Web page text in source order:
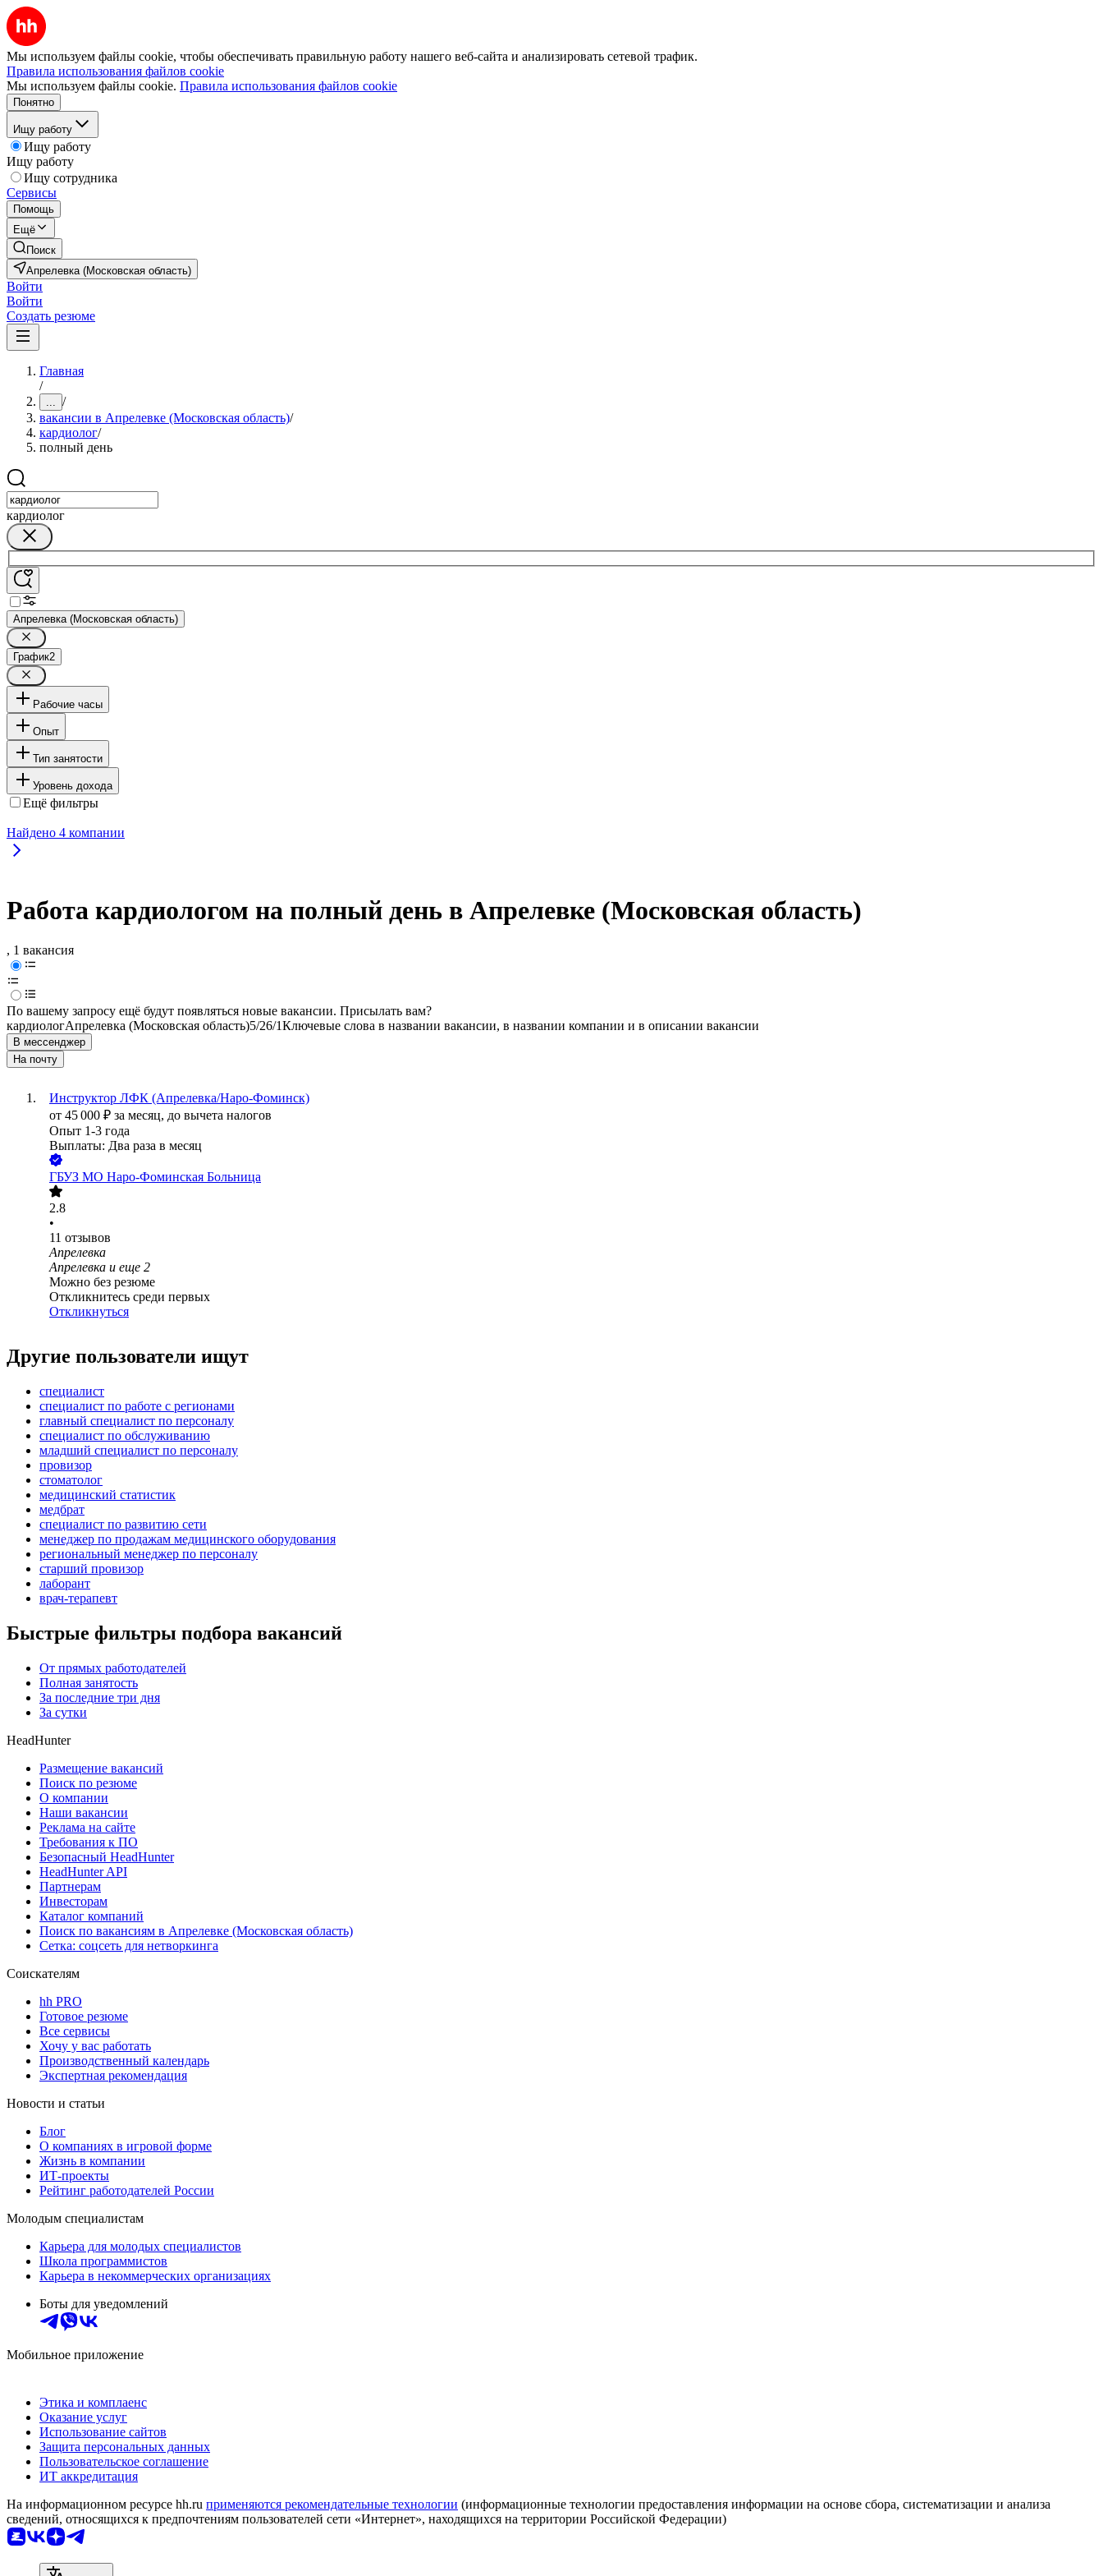
Мы используем файлы cookie, чтобы обеспечивать правильную работу нашего веб-сайта и анализировать сетевой трафик.
Правила использования файлов cookie
Мы используем файлы cookie. Правила использования файлов cookie
Понятно
Ищу работу
Ищу работу
Ищу работу
Ищу сотрудника
Сервисы
Помощь
Ещё
Поиск
Апрелевка (Московская область)
Войти
Войти
Создать резюме
Главная
/
... /
вакансии в Апрелевке (Московская область)/
кардиолог/
полный день
кардиолог
Апрелевка (Московская область)
График2
Рабочие часы
Опыт
Тип занятости
Уровень дохода
Ещё фильтры
Найдено 4 компании
Работа кардиологом на полный день в Апрелевке (Московская область)
, 1 вакансия
По вашему запросу ещё будут появляться новые вакансии. Присылать вам?
кардиологАпрелевка (Московская область)5/26/1Ключевые слова в названии вакансии, в названии компании и в описании вакансии
В мессенджер
На почту
Инструктор ЛФК (Апрелевка/Наро-Фоминск)
от 45 000 ₽ за месяц, до вычета налогов
Опыт 1-3 года
Выплаты: Два раза в месяц
ГБУЗ МО Наро-Фоминская Больница
2.8
•
11 отзывов
Апрелевка
Апрелевка и еще 2
Можно без резюме
Откликнитесь среди первых
Откликнуться
Другие пользователи ищут
специалист
специалист по работе с регионами
главный специалист по персоналу
специалист по обслуживанию
младший специалист по персоналу
провизор
стоматолог
медицинский статистик
медбрат
специалист по развитию сети
менеджер по продажам медицинского оборудования
региональный менеджер по персоналу
старший провизор
лаборант
врач-терапевт
Быстрые фильтры подбора вакансий
От прямых работодателей
Полная занятость
За последние три дня
За сутки
HeadHunter
Размещение вакансий
Поиск по резюме
О компании
Наши вакансии
Реклама на сайте
Требования к ПО
Безопасный HeadHunter
HeadHunter API
Партнерам
Инвесторам
Каталог компаний
Поиск по вакансиям в Апрелевке (Московская область)
Сетка: соцсеть для нетворкинга
Соискателям
hh PRO
Готовое резюме
Все сервисы
Хочу у вас работать
Производственный календарь
Экспертная рекомендация
Новости и статьи
Блог
О компаниях в игровой форме
Жизнь в компании
ИТ-проекты
Рейтинг работодателей России
Молодым специалистам
Карьера для молодых специалистов
Школа программистов
Карьера в некоммерческих организациях
Боты для уведомлений
Мобильное приложение
Этика и комплаенс
Оказание услуг
Использование сайтов
Защита персональных данных
Пользовательское соглашение
ИТ аккредитация
На информационном ресурсе hh.ru применяются рекомендательные технологии (информационные технологии предоставления информации на основе сбора, систематизации и анализа
сведений, относящихся к предпочтениям пользователей сети «Интернет», находящихся на территории Российской Федерации)